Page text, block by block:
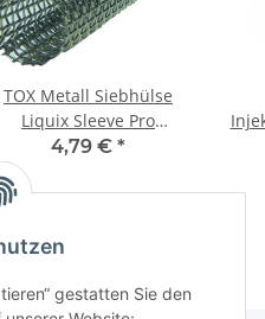
TOX Metall Siebhülse
Liquix Sleeve Pro
15/1000 mm
4,79 € *
gestatten Sie den